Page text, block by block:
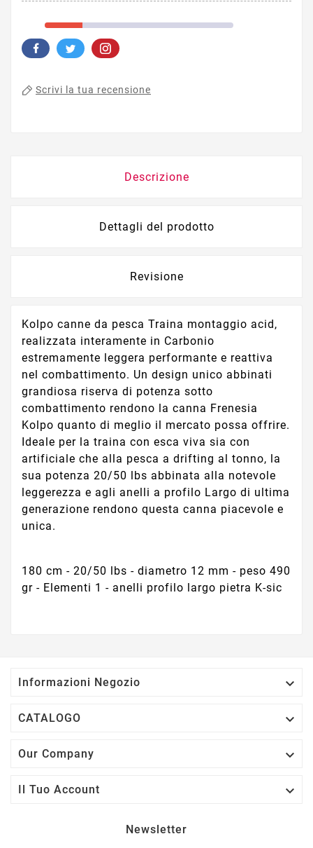
Scrivi la tua recensione
Descrizione
Dettagli del prodotto
Revisione
Kolpo canne da pesca Traina montaggio acid,
realizzata interamente in Carbonio
estremamente leggera performante e reattiva
nel combattimento. Un design unico abbinati
grandiosa riserva di potenza sotto
combattimento rendono la canna Frenesia
Kolpo quanto di meglio il mercato possa offrire.
Ideale per la traina con esca viva sia con
artificiale che alla pesca a drifting al tonno, la
sua potenza 20/50 lbs abbinata alla notevole
leggerezza e agli anelli a profilo Largo di ultima
generazione rendono questa canna piacevole e
unica.
180 cm - 20/50 lbs - diametro 12 mm - peso 490
gr - Elementi 1 - anelli profilo largo pietra K-sic
Informazioni Negozio 
CATALOGO 
Our Company 
Il Tuo Account 
Newsletter